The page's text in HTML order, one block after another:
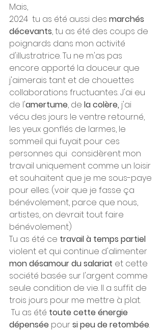
Mais,
2024  tu as été aussi des marchés
décevants, tu as été des coups de
poignards dans mon activité
d'illustratrice. Tu ne m'as pas
encore apporté la douceur que
j'aimerais tant et de chouettes
collaborations fructuantes. J'ai eu
de l'amertume, de la colère, j'ai
vécu des jours le ventre retourné,
les yeux gonflés de larmes, le
sommeil qui fuyait pour ces
personnes qui  considèrent mon
travail uniquement comme un loisir
et souhaitent que je me sous-paye
pour elles. (voir que je fasse ça
bénévolement, parce que nous,
artistes, on devrait tout faire
bénévolement)
Tu as été ce travail à temps partiel
violent et qui continue d'alimenter
mon désamour du salariat et cette
société basée sur l'argent comme
seule condition de vie. Il a suffit de
trois jours pour me mettre à plat.
Tu as été toute cette énergie
dépensée pour si peu de retombée.